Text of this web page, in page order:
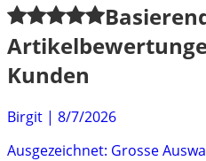
Kunden
Birgit | 8/7/2026
Ausgezeichnet: Grosse